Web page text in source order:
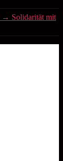
→ Solidarität mit